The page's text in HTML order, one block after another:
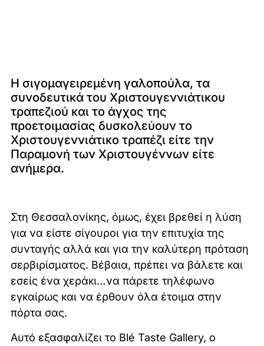
Η σιγομαγειρεμένη γαλοπούλα, τα
συνοδευτικά του Χριστουγεννιάτικου
τραπεζιού και το άγχος της
προετοιμασίας δυσκολεύουν το
Χριστουγεννιάτικο τραπέζι είτε την
Παραμονή των Χριστουγέννων είτε
ανήμερα.
Στη Θεσσαλονίκης, όμως, έχει βρεθεί η λύση
για να είστε σίγουροι για την επιτυχία της
συνταγής αλλά και για την καλύτερη πρόταση
σερβιρίσματος. Βέβαια, πρέπει να βάλετε και
εσείς ένα χεράκι…να πάρετε τηλέφωνο
εγκαίρως και να έρθουν όλα έτοιμα στην
πόρτα σας.
Αυτό εξασφαλίζει το Blé Taste Gallery, ο